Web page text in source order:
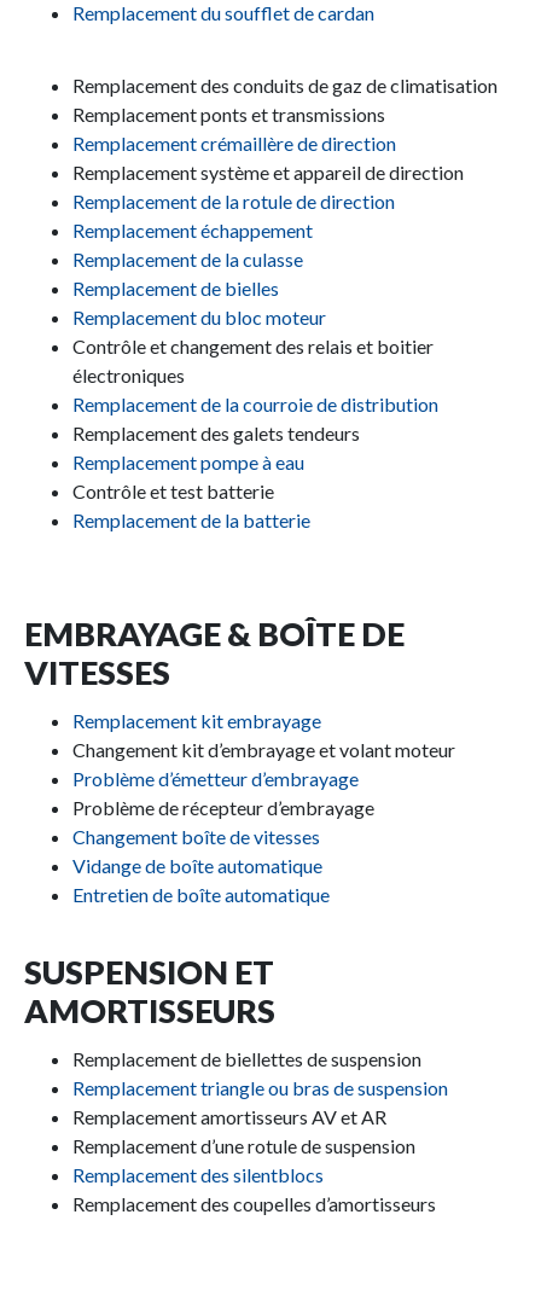
Remplacement du soufflet de cardan
Remplacement des conduits de gaz de climatisation
Remplacement ponts et transmissions
Remplacement crémaillère de direction
Remplacement système et appareil de direction
Remplacement de la rotule de direction
Remplacement échappement
Remplacement de la culasse
Remplacement de bielles
Remplacement du bloc moteur
Contrôle et changement des relais et boitier
électroniques
Remplacement de la courroie de distribution
Remplacement des galets tendeurs
Remplacement pompe à eau
Contrôle et test batterie
Remplacement de la batterie
EMBRAYAGE & BOÎTE DE
VITESSES
Remplacement kit embrayage
Changement kit d’embrayage et volant moteur
Problème d’émetteur d’embrayage
Problème de récepteur d’embrayage
Changement boîte de vitesses
Vidange de boîte automatique
Entretien de boîte automatique
SUSPENSION ET
AMORTISSEURS
Remplacement de biellettes de suspension
Remplacement triangle ou bras de suspension
Remplacement amortisseurs AV et AR
Remplacement d’une rotule de suspension
Remplacement des silentblocs
Remplacement des coupelles d’amortisseurs